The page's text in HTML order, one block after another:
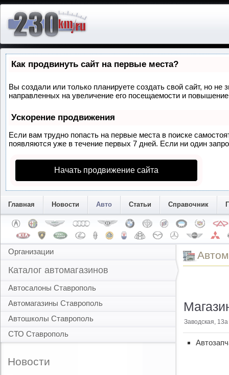
Как продвинуть сайт на первые места?
Вы создали или только планируете создать свой сайт, но
направленных на увеличение его посещаемости и
Ускорение продвижения
Если вам трудно попасть на первые места в поиске
появляются уже в течение первых 7 дней. Если ни один
Начать продвижение сайта
Главная Новости Авто Статьи Справочник
Организации
Каталог автомагазинов
Автосалоны Ставрополь
Автомагазины Ставрополь
Автошколы Ставрополь
СТО Ставрополь
Новости
Заводская, 13а